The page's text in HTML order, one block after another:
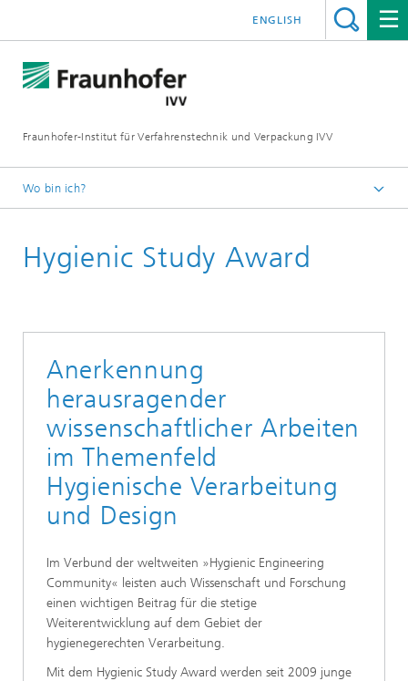
Fraunhofer-Institut für Verfahrenstechnik und Verpackung IVV
ENGLISH
Wo bin ich?
Verarbeitungsmaschinen
Hygienic Study Award
Anerkennung
herausragender
wissenschaftlicher Arbeiten
im Themenfeld
Hygienische Verarbeitung
und Design
Im Verbund der weltweiten »Hygienic Engineering
Community« leisten auch Wissenschaft und Forschung
einen wichtigen Beitrag für die stetige
Weiterentwicklung auf dem Gebiet der
hygienegerechten Verarbeitung.
Mit dem Hygienic Study Award werden seit 2009 junge